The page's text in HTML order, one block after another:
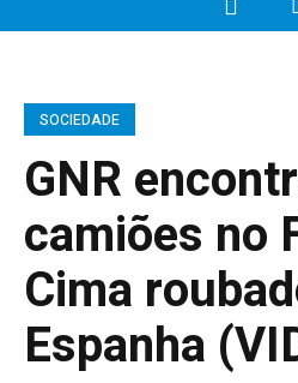
SOCIEDADE
GNR
camiões no
Cima
Espanha